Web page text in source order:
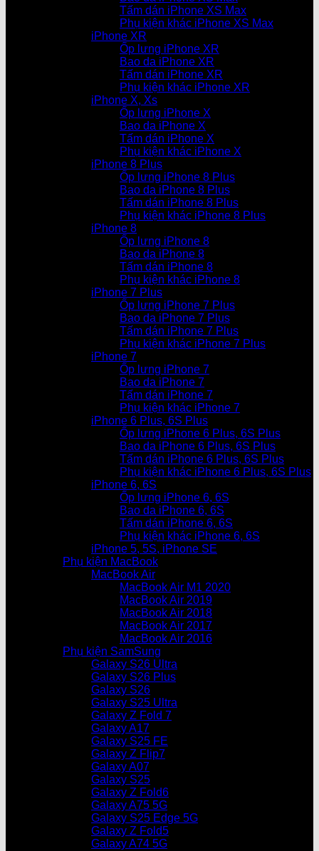
Tấm dán iPhone XS Max
Phụ kiện khác iPhone XS Max
iPhone XR
Ốp lưng iPhone XR
Bao da iPhone XR
Tấm dán iPhone XR
Phụ kiện khác iPhone XR
iPhone X, Xs
Ốp lưng iPhone X
Bao da iPhone X
Tấm dán iPhone X
Phụ kiện khác iPhone X
iPhone 8 Plus
Ốp lưng iPhone 8 Plus
Bao da iPhone 8 Plus
Tấm dán iPhone 8 Plus
Phụ kiện khác iPhone 8 Plus
iPhone 8
Ốp lưng iPhone 8
Bao da iPhone 8
Tấm dán iPhone 8
Phụ kiện khác iPhone 8
iPhone 7 Plus
Ốp lưng iPhone 7 Plus
Bao da iPhone 7 Plus
Tấm dán iPhone 7 Plus
Phụ kiện khác iPhone 7 Plus
iPhone 7
Ốp lưng iPhone 7
Bao da iPhone 7
Tấm dán iPhone 7
Phụ kiện khác iPhone 7
iPhone 6 Plus, 6S Plus
Ốp lưng iPhone 6 Plus, 6S Plus
Bao da iPhone 6 Plus, 6S Plus
Tấm dán iPhone 6 Plus, 6S Plus
Phụ kiện khác iPhone 6 Plus, 6S Plus
iPhone 6, 6S
Ốp lưng iPhone 6, 6S
Bao da iPhone 6, 6S
Tấm dán iPhone 6, 6S
Phụ kiện khác iPhone 6, 6S
iPhone 5, 5S, iPhone SE
Phụ kiện MacBook
MacBook Air
MacBook Air M1 2020
MacBook Air 2019
MacBook Air 2018
MacBook Air 2017
MacBook Air 2016
Phụ kiện SamSung
Galaxy S26 Ultra
Galaxy S26 Plus
Galaxy S26
Galaxy S25 Ultra
Galaxy Z Fold 7
Galaxy A17
Galaxy S25 FE
Galaxy Z Flip7
Galaxy A07
Galaxy S25
Galaxy Z Fold6
Galaxy A75 5G
Galaxy S25 Edge 5G
Galaxy Z Fold5
Galaxy A74 5G